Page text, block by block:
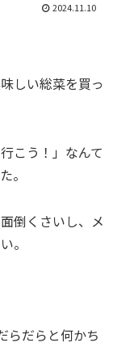
2024.11.10
しい総菜を買っ
こう！」なんて
。
倒くさいし、メ
。
らだらと何かち